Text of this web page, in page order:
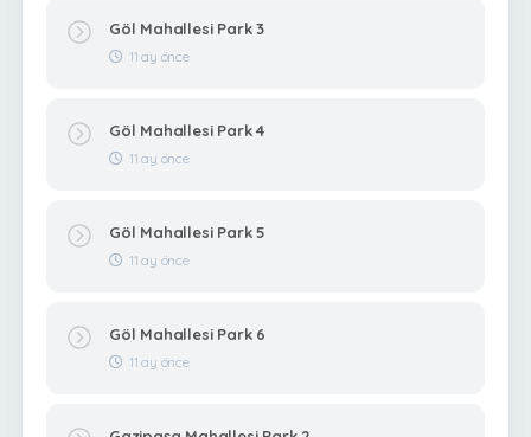
Göl Mahallesi Park 3
11 ay önce
Göl Mahallesi Park 4
11 ay önce
Göl Mahallesi Park 5
11 ay önce
Göl Mahallesi Park 6
11 ay önce